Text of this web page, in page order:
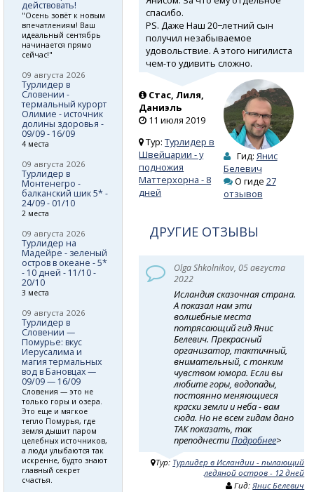
спасибо.
PS. Даже Наш 20−летний сын
получил незабываемое
удовольствие. А этого нигилиста
чем-то удивить сложно.
Стас, Лиля,
Даниэль
11 июля 2019
Тур:Турлидер в
Швейцарии - у
подножия
Маттерхорна - 8
дней
Гид: Янис
Белевич
О гиде 27
отзывов
ДРУГИЕ ОТЗЫВЫ
Olga Shkolnikov, 05 августа
2022
Исландия сказочная страна.
А показал нам эти
волшебные места
потрясающий гид Янис
Белевич. Прекрасный
организатор, тактичный,
внимательный, с тонким
чувством юмора. Если вы
любите горы, водопады,
постоянно меняющиеся
краски земли и неба - вам
сюда. Но не всем гидам дано
ТАК показать, так
преподнестиПодробнее>
Тур: Турлидер в Исландии - пылающий
ледяной остров - 12 дней
Гид:Янис Белевич
действовать!
"Осень зовёт к новым
впечатлениям! Ваш
идеальный сентябрь
начинается прямо
сейчас!"
09 августа 2026
Турлидер в
Словении -
термальный курорт
Олимие - источник
долины здоровья -
09/09 - 16/09
4 места
09 августа 2026
Турлидер в
Монтенегро -
балканский шик 5* -
24/09 - 01/10
2 места
09 августа 2026
Турлидер на
Мадейре - зеленый
остров в океане - 5*
- 10 дней - 11/10 -
20/10
3 места
09 августа 2026
Турлидер в
Словении —
Помурье: вкус
Иерусалима и
магия термальных
вод в Бановцах —
09/09 — 16/09
Словения — это не
только горы и озера.
Это еще и мягкое
тепло Помурья, где
земля дышит паром
целебных источников,
а люди улыбаются так
искренне, будто знают
главный секрет
счастья.